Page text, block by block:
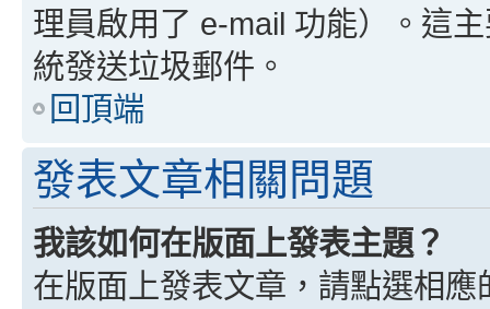
理員啟用了 e-mail 功能）。這
統發送垃圾郵件。
回頂端
發表文章相關問題
我該如何在版面上發表主題？
在版面上發表文章，請點選相